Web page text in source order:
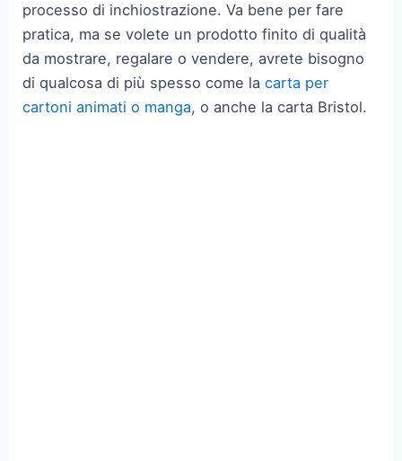
processo di inchiostrazione. Va bene per fare
pratica, ma se volete un prodotto finito di qualità
da mostrare, regalare o vendere, avrete bisogno
di qualcosa di più spesso come lacarta per
cartoni animati o manga, o anche la carta Bristol.